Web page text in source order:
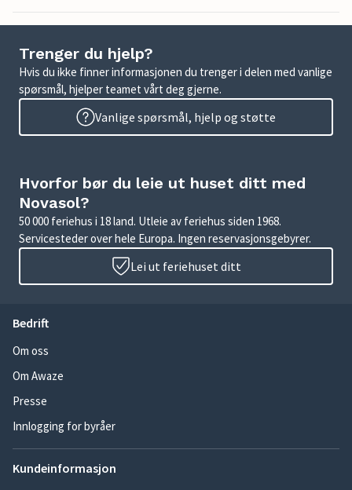
Trenger du hjelp?
Hvis du ikke finner informasjonen du trenger i delen med vanlige
spørsmål, hjelper teamet vårt deg gjerne.
Vanlige spørsmål, hjelp og støtte
Hvorfor bør du leie ut huset ditt med
Novasol?
50 000 feriehus i 18 land. Utleie av feriehus siden 1968.
Servicesteder over hele Europa. Ingen reservasjonsgebyrer.
Lei ut feriehuset ditt
Bedrift
Om oss
Om Awaze
Presse
Innlogging for byråer
Kundeinformasjon